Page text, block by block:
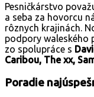
Pesničkárstvo
a seba za hovorcu
rôznych krajinách.
podpory waleského
zo spolupráce s
Caribou, The xx,
Poradie